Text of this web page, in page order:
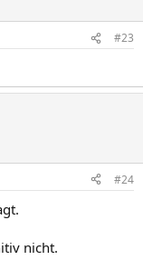
#23
#24
nicht.